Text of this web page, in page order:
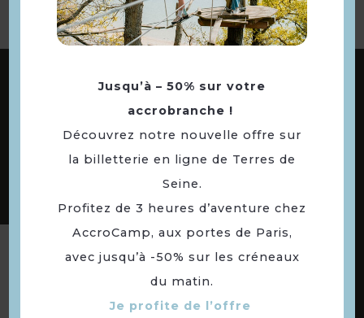
73 COMMUNES
DE NOTRE TERRITOIRE
Suivez-nous
Jusqu’à – 50% sur votre
accrobranche !
Découvrez notre nouvelle offre sur
la billetterie en ligne de Terres de
Seine.
Profitez de 3 heures d’aventure chez
AccroCamp, aux portes de Paris,
avec jusqu’à -50% sur les créneaux
du matin.
Je profite de l’offre